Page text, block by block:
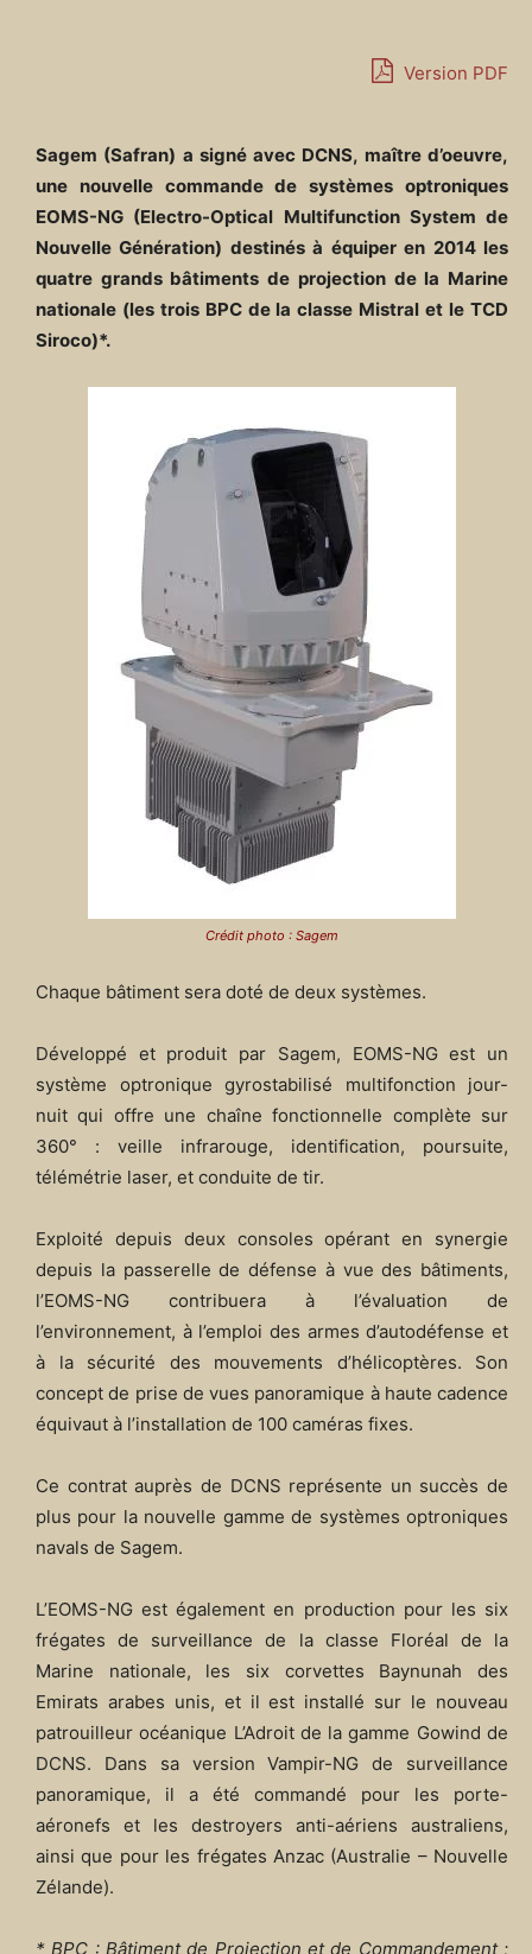
Version PDF
Sagem (Safran) a signé avec DCNS, maître d’oeuvre,
une nouvelle commande de systèmes optroniques
EOMS-NG (Electro-Optical Multifunction System de
Nouvelle Génération) destinés à équiper en 2014 les
quatre grands bâtiments de projection de la Marine
nationale (les trois BPC de la classe Mistral et le TCD
Siroco)*.
Crédit photo : Sagem
Chaque bâtiment sera doté de deux systèmes.
Développé et produit par Sagem, EOMS-NG est un
système optronique gyrostabilisé multifonction jour-
nuit qui offre une chaîne fonctionnelle complète sur
360° : veille infrarouge, identification, poursuite,
télémétrie laser, et conduite de tir.
Exploité depuis deux consoles opérant en synergie
depuis la passerelle de défense à vue des bâtiments,
l’EOMS-NG contribuera à l’évaluation de
l’environnement, à l’emploi des armes d’autodéfense et
à la sécurité des mouvements d’hélicoptères. Son
concept de prise de vues panoramique à haute cadence
équivaut à l’installation de 100 caméras fixes.
Ce contrat auprès de DCNS représente un succès de
plus pour la nouvelle gamme de systèmes optroniques
navals de Sagem.
L’EOMS-NG est également en production pour les six
frégates de surveillance de la classe Floréal de la
Marine nationale, les six corvettes Baynunah des
Emirats arabes unis, et il est installé sur le nouveau
patrouilleur océanique L’Adroit de la gamme Gowind de
DCNS. Dans sa version Vampir-NG de surveillance
panoramique, il a été commandé pour les porte-
aéronefs et les destroyers anti-aériens australiens,
ainsi que pour les frégates Anzac (Australie – Nouvelle
Zélande).
* BPC : Bâtiment de Projection et de Commandement ;